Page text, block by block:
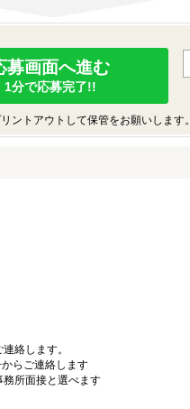
募画面へ進む
1分で応募完了!!
ントアウトして保管をお願いします。
絡します。
らご連絡します
所面接と選べます